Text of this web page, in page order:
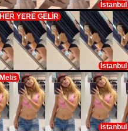
İstanbul
HER YERE GELİR
İstanbul
Melis
istanbul